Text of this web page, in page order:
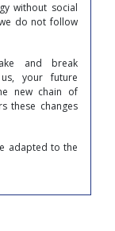
without social
we do not follow
and break
your future
new chain of
these changes
adapted to the